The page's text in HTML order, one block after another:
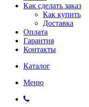
Как сделать заказ
Как купить
Доставка
Оплата
Гарантия
Контакты
Каталог
Меню